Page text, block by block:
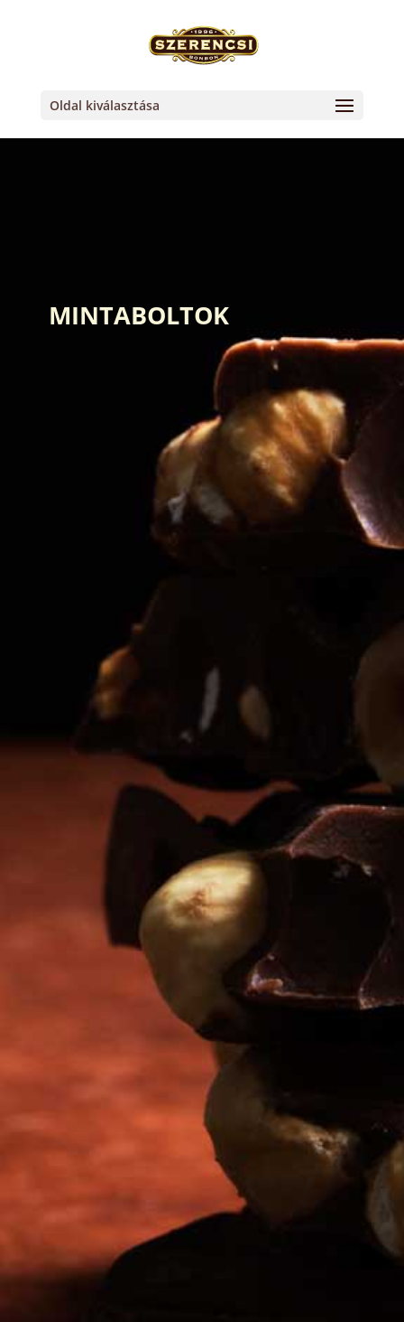
Oldal kiválasztása
MINTABOLTOK